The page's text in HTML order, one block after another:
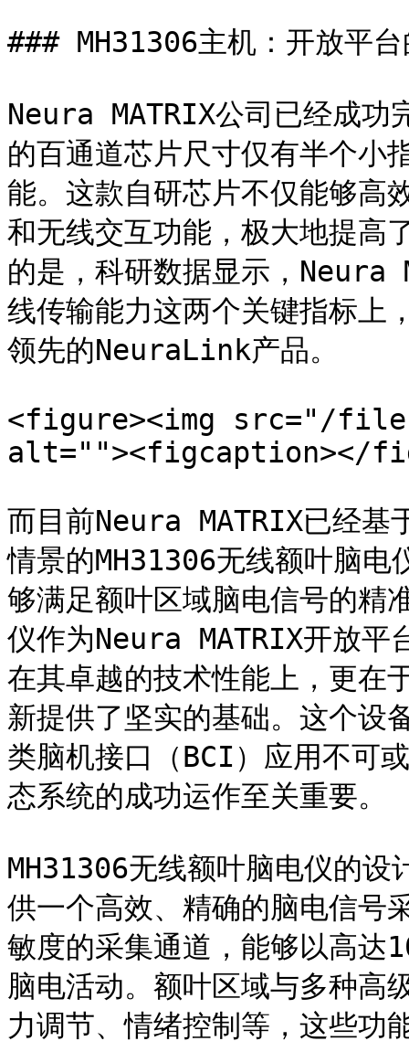
### MH31306主机：开放平
Neura MATRIX公司已经成功
的百通道芯片尺寸仅有半个小
能。这款自研芯片不仅能够高
和无线交互功能，极大地提高
的是，科研数据显示，Neura
线传输能力这两个关键指标上
领先的NeuraLink产品。
<figure><img src="/files/
alt=""><figcaption></
而目前Neura MATRIX已经基
情景的MH31306无线额叶脑
够满足额叶区域脑电信号的精
仪作为Neura MATRIX开放平
在其卓越的技术性能上，更在
新提供了坚实的基础。这个设
类脑机接口（BCI）应用不可
态系统的成功运作至关重要。
MH31306无线额叶脑电仪的
供一个高效、精确的脑电信号
敏度的采集通道，能够以高达
脑电活动。额叶区域与多种高
力调节、情绪控制等，这些功